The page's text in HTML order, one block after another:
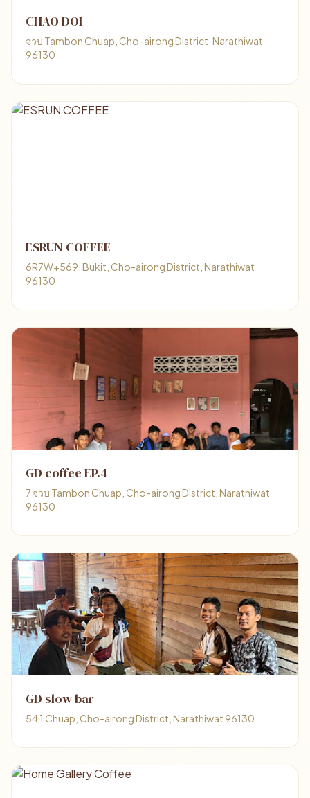
CHAO DOI
จวบ Tambon Chuap, Cho-airong District, Narathiwat
96130
ESRUN COFFEE
6R7W+569, Bukit, Cho-airong District, Narathiwat
96130
GD coffee EP.4
7 จวบ Tambon Chuap, Cho-airong District, Narathiwat
96130
GD slow bar
54 1 Chuap, Cho-airong District, Narathiwat 96130